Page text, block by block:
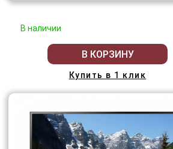
В наличии
В КОРЗИНУ
Купить в 1 клик